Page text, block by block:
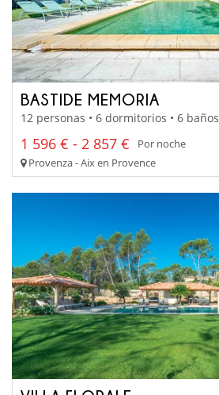
BASTIDE MEMORIA
12 personas • 6 dormitorios • 6 baños
1 596 € - 2 857 €
Por noche
Provenza - Aix en Provence